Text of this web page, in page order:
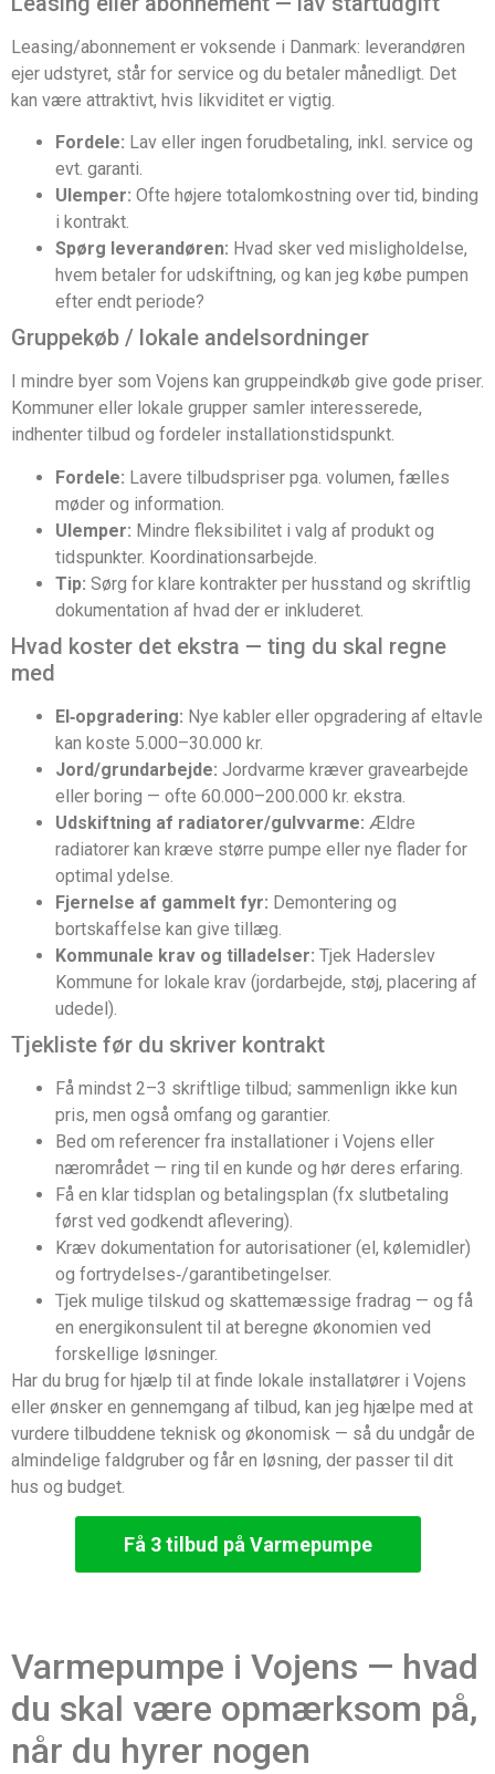
Leasing/abonnement er voksende i Danmark: leverandøren
ejer udstyret, står for service og du betaler månedligt. Det
kan være attraktivt, hvis likviditet er vigtig.
Fordele: Lav eller ingen forudbetaling, inkl. service og
evt. garanti.
Ulemper: Ofte højere totalomkostning over tid, binding
i kontrakt.
Spørg leverandøren: Hvad sker ved misligholdelse,
hvem betaler for udskiftning, og kan jeg købe pumpen
efter endt periode?
Gruppekøb / lokale andelsordninger
I mindre byer som Vojens kan gruppeindkøb give gode priser.
Kommuner eller lokale grupper samler interesserede,
indhenter tilbud og fordeler installationstidspunkt.
Fordele: Lavere tilbudspriser pga. volumen, fælles
møder og information.
Ulemper: Mindre fleksibilitet i valg af produkt og
tidspunkter. Koordinationsarbejde.
Tip: Sørg for klare kontrakter per husstand og skriftlig
dokumentation af hvad der er inkluderet.
Hvad koster det ekstra — ting du skal regne
med
El‑opgradering: Nye kabler eller opgradering af eltavle
kan koste 5.000–30.000 kr.
Jord/grundarbejde: Jordvarme kræver gravearbejde
eller boring — ofte 60.000–200.000 kr. ekstra.
Udskiftning af radiatorer/gulvvarme: Ældre
radiatorer kan kræve større pumpe eller nye flader for
optimal ydelse.
Fjernelse af gammelt fyr: Demontering og
bortskaffelse kan give tillæg.
Kommunale krav og tilladelser: Tjek Haderslev
Kommune for lokale krav (jordarbejde, støj, placering af
udedel).
Tjekliste før du skriver kontrakt
Få mindst 2–3 skriftlige tilbud; sammenlign ikke kun
pris, men også omfang og garantier.
Bed om referencer fra installationer i Vojens eller
nærområdet — ring til en kunde og hør deres erfaring.
Få en klar tidsplan og betalingsplan (fx slutbetaling
først ved godkendt aflevering).
Kræv dokumentation for autorisationer (el, kølemidler)
og fortrydelses‑/garantibetingelser.
Tjek mulige tilskud og skattemæssige fradrag — og få
en energikonsulent til at beregne økonomien ved
forskellige løsninger.
Har du brug for hjælp til at finde lokale installatører i Vojens
eller ønsker en gennemgang af tilbud, kan jeg hjælpe med at
vurdere tilbuddene teknisk og økonomisk — så du undgår de
almindelige faldgruber og får en løsning, der passer til dit
hus og budget.
Få 3 tilbud på Varmepumpe
Varmepumpe i Vojens — hvad
du skal være opmærksom på,
når du hyrer nogen